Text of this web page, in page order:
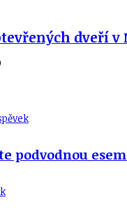
dveří v
podvodnou